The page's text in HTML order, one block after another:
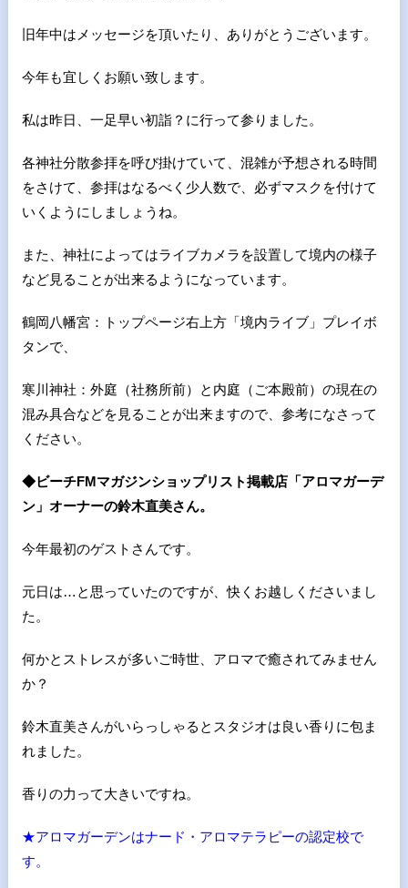
旧年中はメッセージを頂いたり、ありがとうございます。
今年も宜しくお願い致します。
私は昨日、一足早い初詣？に行って参りました。
各神社分散参拝を呼び掛けていて、混雑が予想される時間
をさけて、参拝はなるべく少人数で、必ずマスクを付けて
いくようにしましょうね。
また、神社によってはライブカメラを設置して境内の様子
など見ることが出来るようになっています。
鶴岡八幡宮：トップページ右上方「境内ライブ」プレイボ
タンで、
寒川神社：外庭（社務所前）と内庭（ご本殿前）の現在の
混み具合などを見ることが出来ますので、参考になさって
ください。
◆ビーチFMマガジンショップリスト掲載店「アロマガーデ
ン」オーナーの鈴木直美さん。
今年最初のゲストさんです。
元日は…と思っていたのですが、快くお越しくださいまし
た。
何かとストレスが多いご時世、アロマで癒されてみません
か？
鈴木直美さんがいらっしゃるとスタジオは良い香りに包ま
れました。
香りの力って大きいですね。
★アロマガーデンはナード・アロマテラピーの認定校で
す。